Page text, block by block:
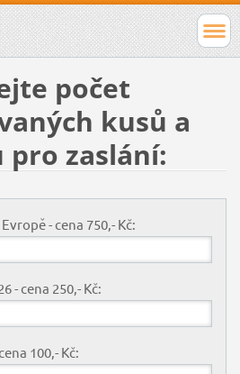
počet
kusů a
pro zaslání:
- cena 750,- Kč:
- cena 250,- Kč:
100,- Kč: